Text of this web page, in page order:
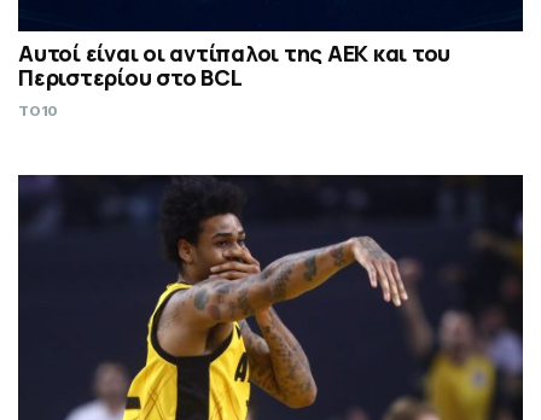
Αυτοί είναι οι αντίπαλοι της ΑΕΚ και του
Περιστερίου στο BCL
TO10